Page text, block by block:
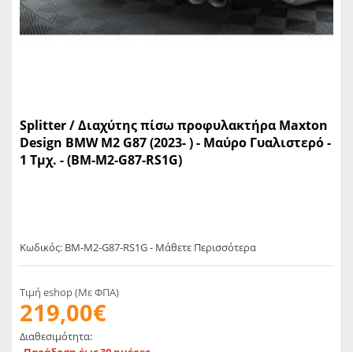
Splitter / Διαχύτης πίσω προφυλακτήρα Maxton
Design BMW M2 G87 (2023- ) - Μαύρο Γυαλιστερό -
1 Τμχ. - (BM-M2-G87-RS1G)
Κωδικός: BM-M2-G87-RS1G - Μάθετε Περισσότερα
Τιμή eshop (Με ΦΠΑ)
219,00€
Διαθεσιμότητα: